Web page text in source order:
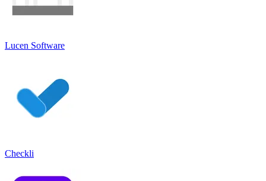
Lucen Software
Checkli